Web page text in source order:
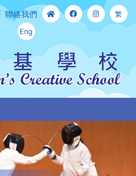
聯絡我們 繁
Eng